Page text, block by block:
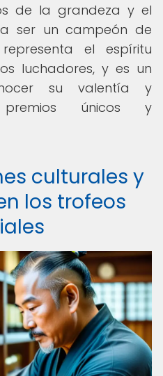
de la grandeza y el
ser un campeón de
el espíritu
luchadores, y es un
su valentía y
únicos y
culturales y
los trofeos